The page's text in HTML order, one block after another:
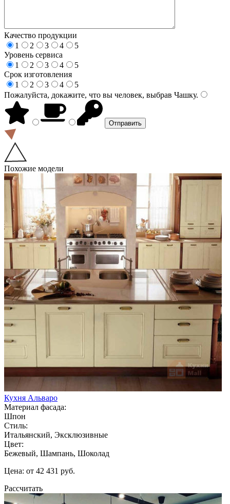
Качество продукции
1
2 3 4
5
Уровень сервиса
1
2 3 4
5
Срок изготовления
1
2 3 4
5
Пожалуйста, докажите, что вы человек, выбрав Чашку.
Похожие модели
Кухня Альваро
Материал фасада:
Шпон
Стиль:
Итальянский, Эксклюзивные
Цвет:
Бежевый, Шампань, Шоколад
Цена: от 42 431 руб.
Рассчитать